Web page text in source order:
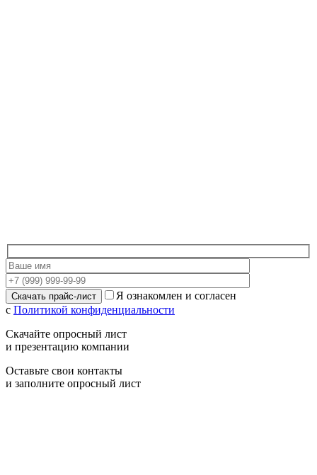
Я ознакомлен и согласен
с Политикой конфиденциальности
Скачайте опросный лист
и презентацию компании
Оставьте свои контакты
и заполните опросный лист